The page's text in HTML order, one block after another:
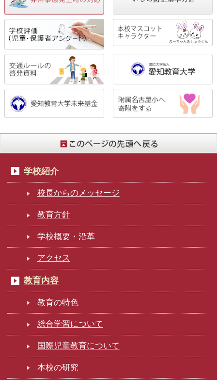
学校紹介
校長からのメッセージ
教育方針
学校概要・沿革
アクセス
教育内容
教育の特色
総合学習について
国際児童教育について
本校の研究